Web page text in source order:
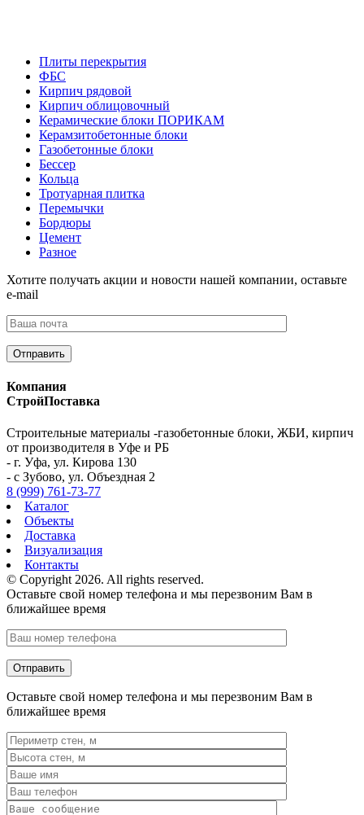
Плиты перекрытия
ФБС
Кирпич рядовой
Кирпич облицовочный
Керамические блоки ПОРИКАМ
Керамзитобетонные блоки
Газобетонные блоки
Бессер
Кольца
Тротуарная плитка
Перемычки
Бордюры
Цемент
Разное
Хотите получать акции и новости нашей компании, оставьте
e-mail
Компания
СтройПоставка
Строительные материалы -газобетонные блоки, ЖБИ, кирпич
от производителя в Уфе и РБ
- г. Уфа, ул. Кирова 130
- с Зубово, ул. Объездная 2
8 (999) 761-73-77
Каталог
Объекты
Доставка
Визуализация
Контакты
© Copyright 2026. All rights reserved.
Оставьте свой номер телефона и мы перезвоним Вам в
ближайшее время
Оставьте свой номер телефона и мы перезвоним Вам в
ближайшее время